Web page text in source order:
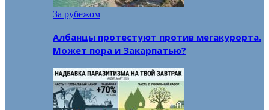
За рубежом
Албанцы протестуют против мегакурорта.
Может пора и Закарпатью?